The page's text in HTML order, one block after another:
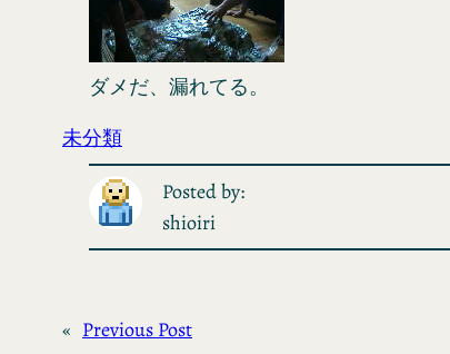
ダメだ、漏れてる。
未分類
Posted by:
shioiri
« Previous Post